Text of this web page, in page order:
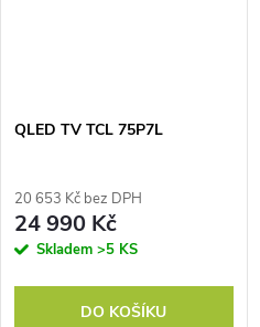
QLED TV TCL 75P7L
20 653 Kč bez DPH
24 990 Kč
Skladem >5 KS
DO KOŠÍKU